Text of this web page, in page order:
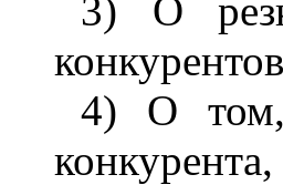
3) О
4) О том,